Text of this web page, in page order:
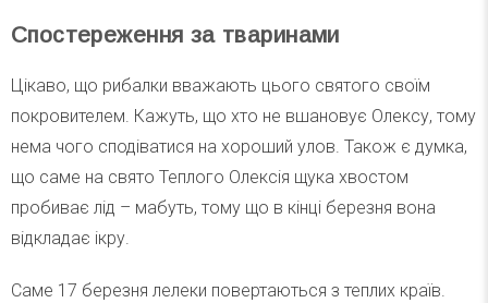
Спостереження за тваринами
Цікаво, що рибалки вважають цього святого своїм
покровителем. Кажуть, що хто не вшановує Олексу, тому
нема чого сподіватися на хороший улов. Також є думка,
що саме на свято Теплого Олексія щука хвостом
пробиває лід – мабуть, тому що в кінці березня вона
відкладає ікру.
Саме 17 березня лелеки повертаються з теплих країв.